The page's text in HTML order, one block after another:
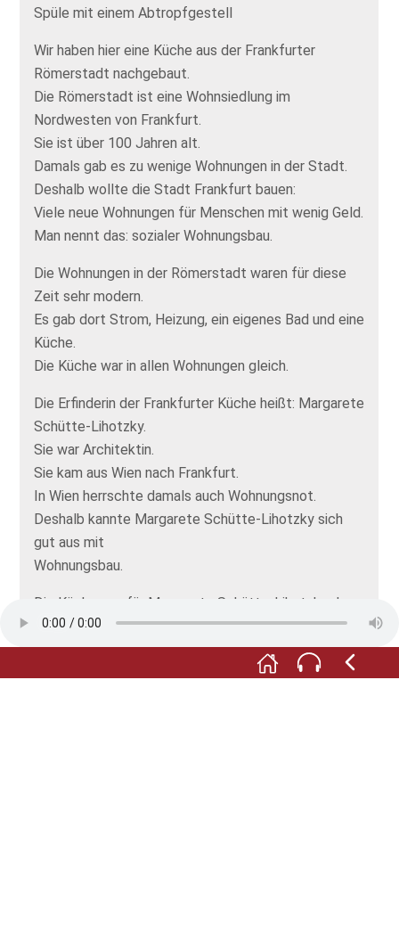
Spüle mit einem Abtropfgestell
Wir haben hier eine Küche aus der Frankfurter
Römerstadt nachgebaut.
Die Römerstadt ist eine Wohnsiedlung im
Nordwesten von Frankfurt.
Sie ist über 100 Jahren alt.
Damals gab es zu wenige Wohnungen in der Stadt.
Deshalb wollte die Stadt Frankfurt bauen:
Viele neue Wohnungen für Menschen mit wenig Geld.
Man nennt das: sozialer Wohnungsbau.
Die Wohnungen in der Römerstadt waren für diese
Zeit sehr modern.
Es gab dort Strom, Heizung, ein eigenes Bad und eine
Küche.
Die Küche war in allen Wohnungen gleich.
Die Erfinderin der Frankfurter Küche heißt: Margarete
Schütte-Lihotzky.
Sie war Architektin.
Sie kam aus Wien nach Frankfurt.
In Wien herrschte damals auch Wohnungsnot.
Deshalb kannte Margarete Schütte-Lihotzky sich
gut aus mit
Wohnungsbau.
Die Küche war für Margarete Schütte-Lihotzky das
Herz einer Wohnung.
Sie fand es wichtig, dass eine Küche praktisch,